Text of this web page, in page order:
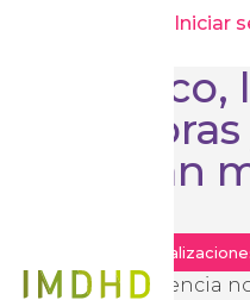
Iniciar
En México,
necesitan
Noticias y
En México, la violencia